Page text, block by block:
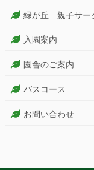
緑が丘 親子サー
入園案内
園舎のご案内
バスコース
お問い合わせ